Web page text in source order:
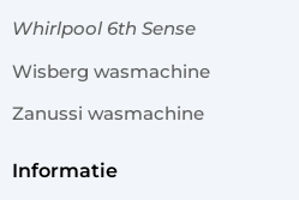
Whirlpool 6th Sense
Wisberg wasmachine
Zanussi wasmachine
informatie